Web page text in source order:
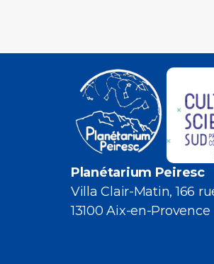
Planétarium Peiresc
Villa Clair-Matin, 166
13100 Aix-en-Provence